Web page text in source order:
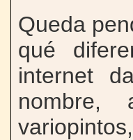
Queda
qué
internet
nombre,